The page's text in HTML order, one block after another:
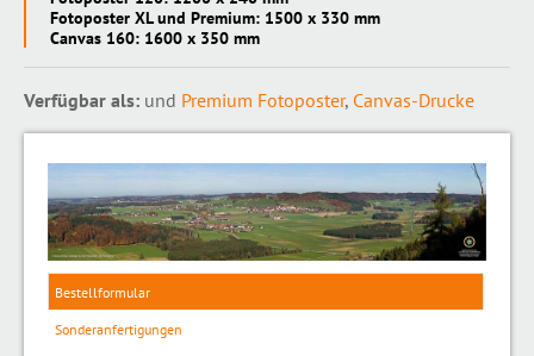
Fotoposter XL und Premium: 1500 x 330 mm
Canvas 160: 1600 x 350 mm
Verfügbar als: und Premium Fotoposter, Canvas-Drucke
Bestellformular
Sonderanfertigungen